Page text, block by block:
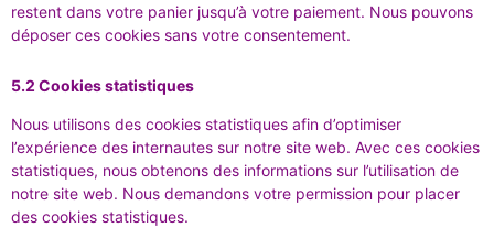
restent dans votre panier jusqu’à votre paiement. Nous pouvons
déposer ces cookies sans votre consentement.
5.2 Cookies statistiques
Nous utilisons des cookies statistiques afin d’optimiser
l’expérience des internautes sur notre site web. Avec ces cookies
statistiques, nous obtenons des informations sur l’utilisation de
notre site web. Nous demandons votre permission pour placer
des cookies statistiques.